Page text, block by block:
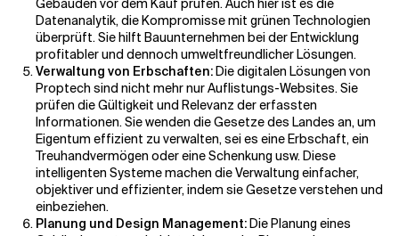
Gebäuden vor dem Kauf prüfen. Auch hier ist es die
Datenanalytik, die Kompromisse mit grünen Technologien
überprüft. Sie hilft Bauunternehmen bei der Entwicklung
profitabler und dennoch umweltfreundlicher Lösungen.
Verwaltung von Erbschaften:Die digitalen Lösungen von
Proptech sind nicht mehr nur Auflistungs-Websites. Sie
prüfen die Gültigkeit und Relevanz der erfassten
Informationen. Sie wenden die Gesetze des Landes an, um
Eigentum effizient zu verwalten, sei es eine Erbschaft, ein
Treuhandvermögen oder eine Schenkung usw. Diese
intelligenten Systeme machen die Verwaltung einfacher,
objektiver und effizienter, indem sie Gesetze verstehen und
einbeziehen.
Planung und Design Management:Die Planung eines